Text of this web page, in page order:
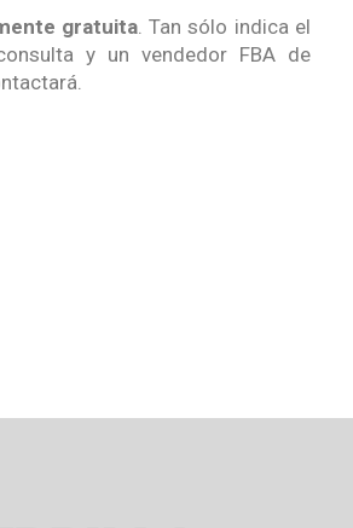
gratuita. Tan sólo indica el
y un vendedor FBA de